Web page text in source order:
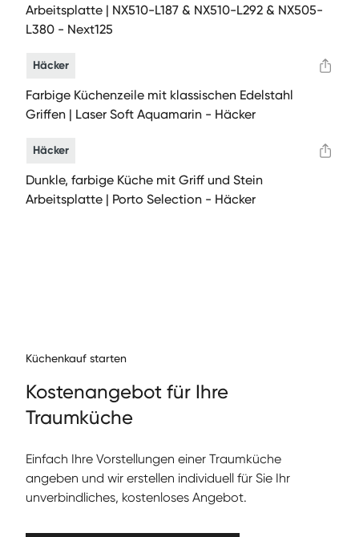
Arbeitsplatte | NX510-L187 & NX510-L292 & NX505-
L380 - Next125
Häcker
Farbige Küchenzeile mit klassischen Edelstahl
Griffen | Laser Soft Aquamarin - Häcker
Häcker
Dunkle, farbige Küche mit Griff und Stein
Arbeitsplatte | Porto Selection - Häcker
Küchenkauf starten
Kos­te­nange­bot für Ihre
Traumküche
Ein­fach Ihre Vorstel­lun­gen ein­er Traumküche
angeben und wir erstellen individuell für Sie Ihr
unverbindliches, kostenloses Angebot.